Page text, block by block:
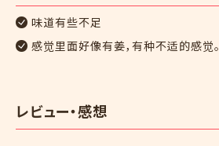
味道有些不足
感觉里面好像有姜，有种不适的感觉。
レビュー・感想